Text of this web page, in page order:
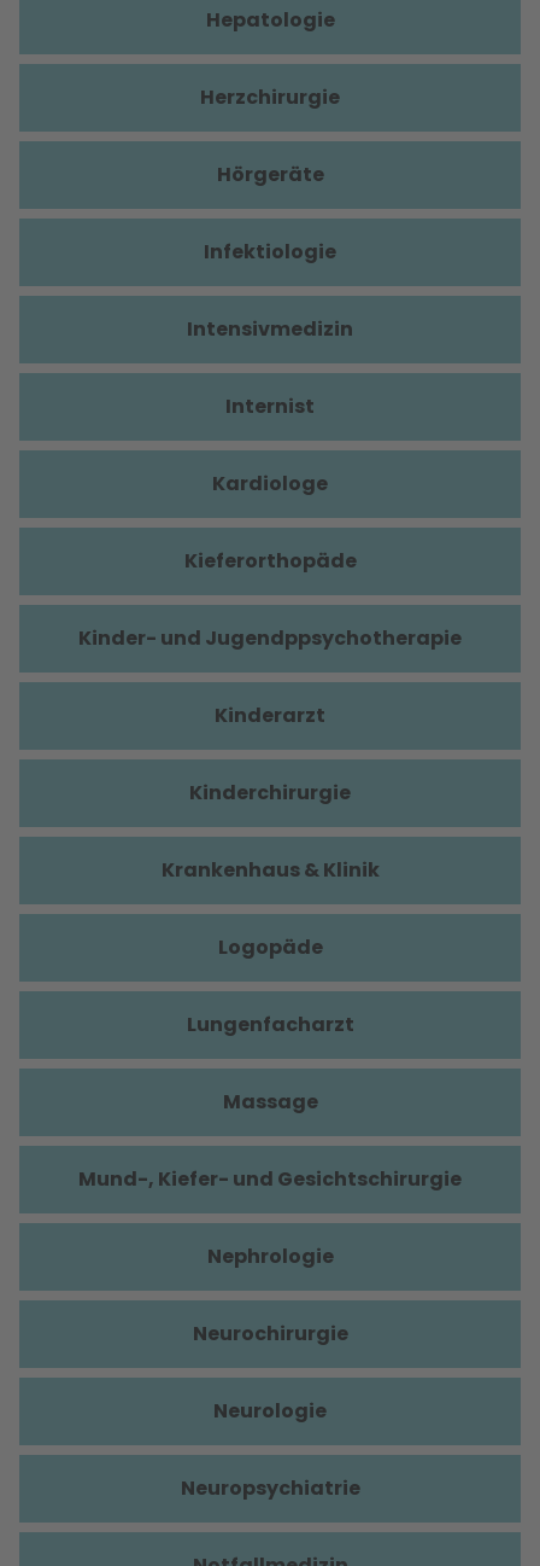
Hepatologie
Herzchirurgie
Hörgeräte
Infektiologie
Intensivmedizin
Internist
Kardiologe
Kieferorthopäde
Kinder- und Jugendppsychotherapie
Kinderarzt
Kinderchirurgie
Krankenhaus & Klinik
Logopäde
Lungenfacharzt
Massage
Mund-, Kiefer- und Gesichtschirurgie
Nephrologie
Neurochirurgie
Neurologie
Neuropsychiatrie